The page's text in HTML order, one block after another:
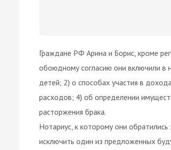
Граждане РФ Арина и Борис, кроме
обоюдному согласию они включили в
детей; 2) о способах участия в
расходов; 4) об определении
расторжения брака.
Нотариус, к которому они
исключить один из предложенных